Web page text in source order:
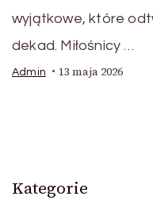
wyjątkowe, które
dekad. Miłośnicy …
Admin 13 maja 2026
Kategorie